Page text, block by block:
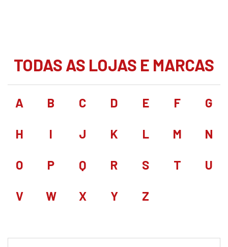
TODAS AS LOJAS E MARCAS
A B C D E F G
H I J K L M N
O P Q R S T U
V W X Y Z